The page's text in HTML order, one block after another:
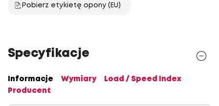
Pobierz etykietę opony (EU)
Specyfikacje
Informacje Wymiary
Load / Speed Index
Producent